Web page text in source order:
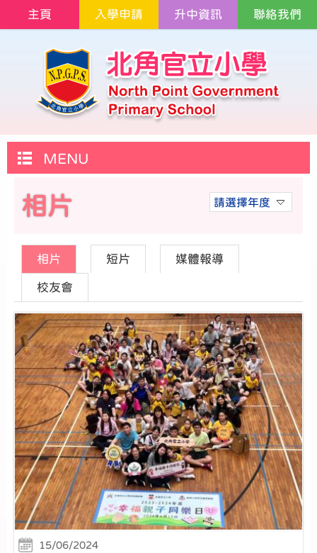
主頁 入學申請 升中資訊 聯絡我們
MENU
請選擇年度
相片
相片 短片 媒體報導
校友會
15/06/2024